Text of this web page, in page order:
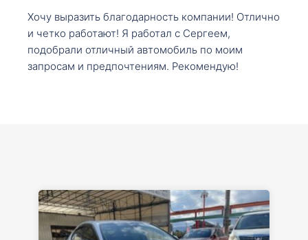
Хочу выразить благодарность компании! Отлично
и четко работают! Я работал с Сергеем,
подобрали отличный автомобиль по моим
запросам и предпочтениям. Рекомендую!